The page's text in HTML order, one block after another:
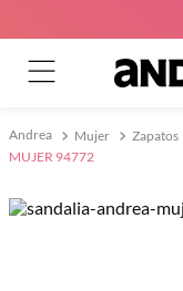
Mujer Zapatos
MUJER 94772